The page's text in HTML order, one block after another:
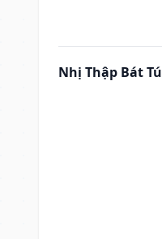
Nhị Thập Bát Tú